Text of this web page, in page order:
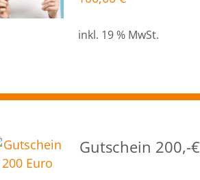
inkl. 19 % MwSt.
Gutschein 200,-€